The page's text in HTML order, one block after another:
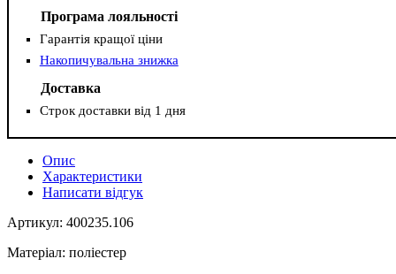
Програма лояльності
Гарантія кращої ціни
Накопичувальна знижка
Доставка
Строк доставки від 1 дня
Опис
Характеристики
Написати відгук
Артикул: 400235.106
Матеріал: поліестер